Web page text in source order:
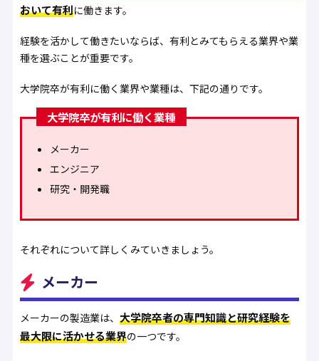
おいて有利に働きます。
経験を活かして働きたいならば、有利とみてもらえる業界や業
種を選ぶことが重要です。
大学院卒が有利に働く業界や業種は、下記の通りです。
大学院卒が有利に働く業種
メーカー
エンジニア
研究・開発職
それぞれについて詳しくみていきましょう。
メーカー
メーカーの製造業は、 大学院卒者の専門知識と研究経験を
最大限に活かせる業界の一つです。